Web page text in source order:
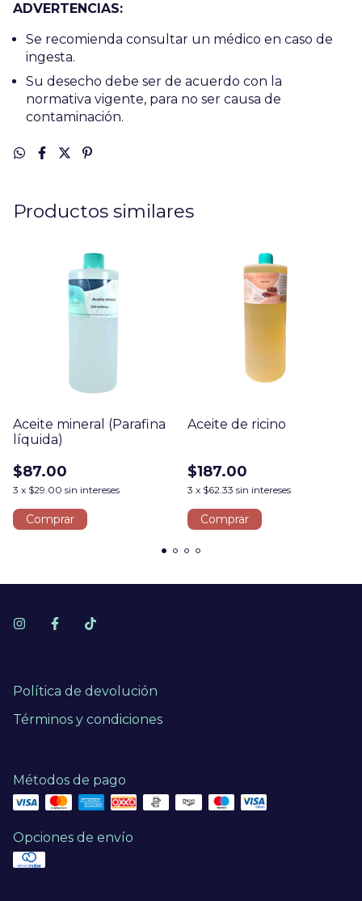
ADVERTENCIAS:
Se recomienda consultar un médico en caso de
ingesta.
Su desecho debe ser de acuerdo con la
normativa vigente, para no ser causa de
contaminación.
Productos similares
Aceite mineral (Parafina
líquida)
$87.00
3 x $29.00 sin intereses
Comprar
Aceite de ricino
$187.00
3 x $62.33 sin intereses
Comprar
Política de devolución
Términos y condiciones
Métodos de pago
Opciones de envío